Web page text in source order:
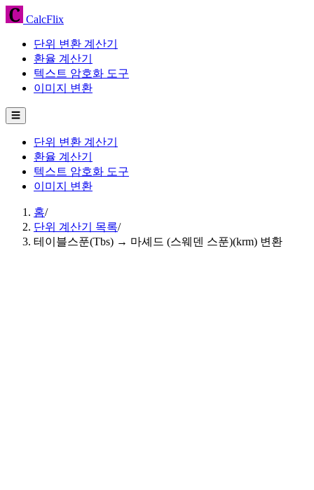
CalcFlix
단위 변환 계산기
환율 계산기
텍스트 암호화 도구
이미지 변환
☰
단위 변환 계산기
환율 계산기
텍스트 암호화 도구
이미지 변환
홈/
단위 계산기 목록/
테이블스푼(Tbs) → 마셰드 (스웨덴 스푼)(krm) 변환